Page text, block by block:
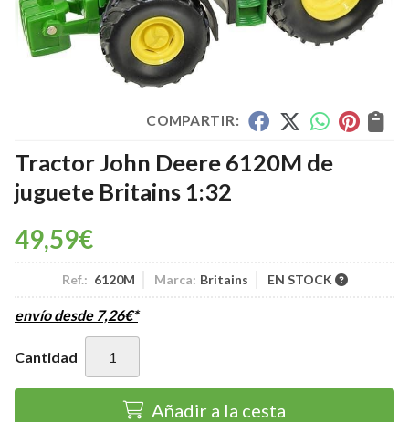
COMPARTIR:
Tractor John Deere 6120M de
juguete Britains 1:32
49,59€
Ref.: 6120M Marca: Britains EN STOCK
envío desde 7,26€*
Cantidad
Añadir a la cesta